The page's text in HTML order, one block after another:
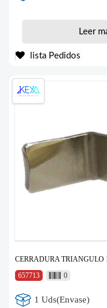
Leer
lista Pedidos
CERRADURA TRIANGULO
657713
0
1 Uds(Envase)